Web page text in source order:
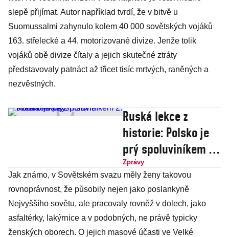
slepě přijímat. Autor například tvrdí, že v bitvě u
Suomussalmi zahynulo kolem 40 000 sovětských vojáků
163. střelecké a 44. motorizované divize. Jenže tolik
vojáků obě divize čítaly a jejich skutečné ztráty
představovaly patnáct až třicet tisíc mrtvých, raněných a
nezvěstných.
Ruská lekce z
historie: Polsko je
prý spoluviníkem 2.
světové války
Zprávy
Jak známo, v Sovětském svazu měly ženy takovou
rovnoprávnost, že působily nejen jako poslankyně
Nejvyššího sovětu, ale pracovaly rovněž v dolech, jako
asfaltérky, lakýrnice a v podobných, ne právě typicky
ženských oborech. O jejich masové účasti ve Velké